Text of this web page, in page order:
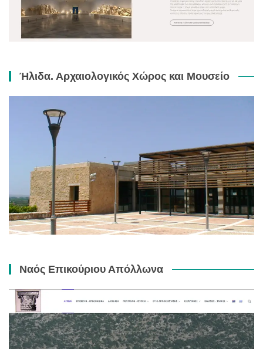
Ήλιδα. Αρχαιολογικός Χώρος και Μουσείο
Ναός Επικούριου Απόλλωνα